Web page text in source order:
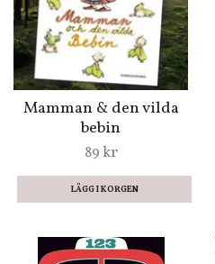
Mamman & den vilda
bebin
89 kr